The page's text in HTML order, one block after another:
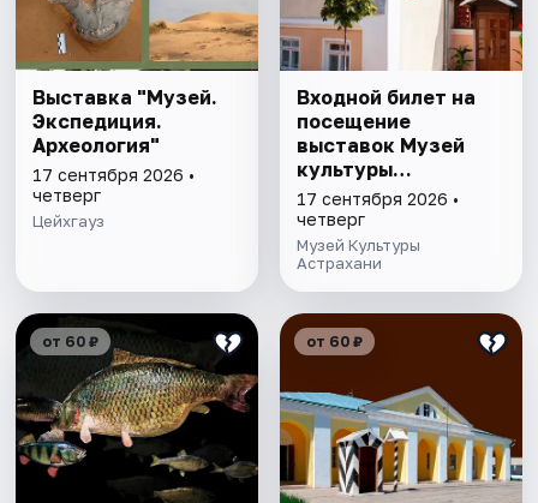
Выставка "Музей.
Экспедиция.
Археология"
17 сентября 2026 •
четверг
Цейхгауз
Входной билет на
посещение
выставок Музей
культуры
Астрахани
17 сентября 2026 •
четверг
Музей Культуры
Астрахани
от 60 ₽ от 60 ₽